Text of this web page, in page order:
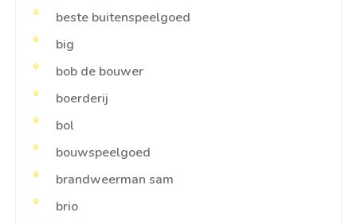
beste buitenspeelgoed
big
bob de bouwer
boerderij
bol
bouwspeelgoed
brandweerman sam
brio